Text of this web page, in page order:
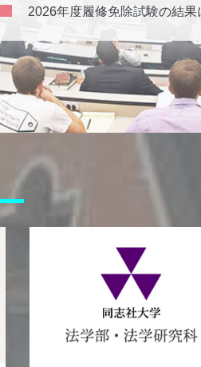
2026年度履修免除試験の結果
2026年度入学試験（後期日程
入試予備日についてのご案内
研究科長メッセージ（阿多博
キリスト降誕日及び冬期休暇
後期日程入試の出願受付期
2026年度入学試験（前期日程
早期卒業制度を利用した司
11月12日（水）15：00 入試
2026年度外国人留学生入学
2026年度法曹コース特別選